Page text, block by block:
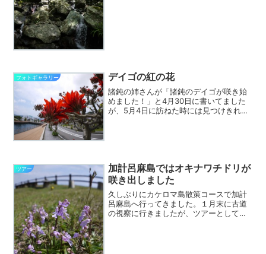
フォトギャラリー デイゴの紅の花
諸鈍の姉さんが「諸鈍のデイゴが咲き始
めました！」と4月30日に書いてました
が、5月4日に訪ねた時には見つけきれま
ツアー
加計呂麻島ではオキナワチドリが
咲き出しました
久しぶりにカケロマ島散策コースで加計
呂麻島へ行ってきました。１月末に古道
の視察に行きましたが、ツアーとしては